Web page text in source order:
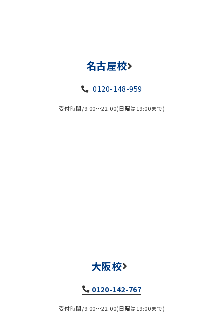
名古屋校
0120-148-959
受付時間/9:00～22:00(日曜は19:00まで)
大阪校
0120-142-767
受付時間/9:00～22:00(日曜は19:00まで)